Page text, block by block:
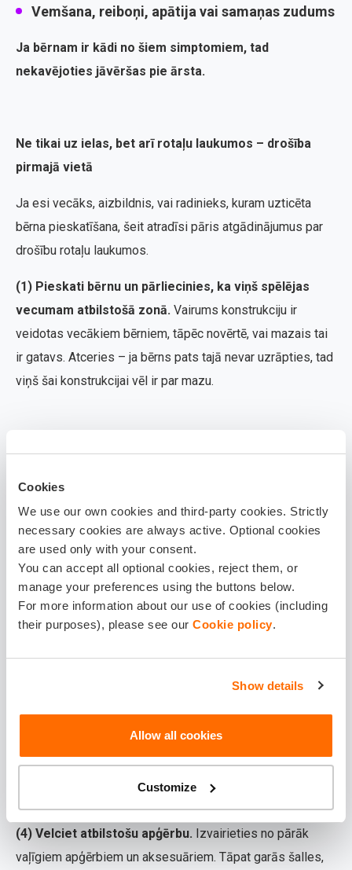
Cookies
We use our own cookies and third-party cookies. Strictly
necessary cookies are always active. Optional cookies
are used only with your consent.
You can accept all optional cookies, reject them, or
manage your preferences using the buttons below.
For more information about our use of cookies (including
their purposes), please see our Cookie policy.
Show details
Allow all cookies
Customize
Vemšana, reiboņi, apātija vai samaņas zudums
Ja bērnam ir kādi no šiem simptomiem, tad
nekavējoties jāvēršas pie ārsta.
Ne tikai uz ielas, bet arī rotaļu laukumos – drošība
pirmajā vietā
Ja esi vecāks, aizbildnis, vai radinieks, kuram uzticēta
bērna pieskatīšana, šeit atradīsi pāris atgādinājumus par
drošību rotaļu laukumos.
(1) Pieskati bērnu un pārliecinies, ka viņš spēlējas
vecumam atbilstošā zonā. Vairums konstrukciju ir
veidotas vecākiem bērniem, tāpēc novērtē, vai mazais tai
ir gatavs. Atceries – ja bērns pats tajā nevar uzrāpties, tad
viņš šai konstrukcijai vēl ir par mazu.
(2) Pārliecinies, vai rotaļu laukuma aprīkojums ir
bojāta, vai šūpoles kārtīgi piestiprinātas pie konstrukcijas,
vai nav kustīgu vai nolūzušu detaļu. Ja kāda no atrakcijām
bērnu laukumiņā ir norobežota ar lentu, izskaidro bērnam,
ko tas nozīmē un kāpēc tur nevar iet. Bojātas atrakcijas var
būt patiešām bīstamas.
(3) Māci bērnam drošības noteikumus.Nekad nav par
agru, lai skaidrotu, ka šūpoties labāk būs vienam, vai
netuvoties šūpolēm, ja tajās kāds ir, nelekt no augstuma un
negrūstīties.
(4) Velciet atbilstošu apģērbu. Izvairieties no pārāk
vaļīgiem apģērbiem un aksesuāriem. Tāpat garās šalles,